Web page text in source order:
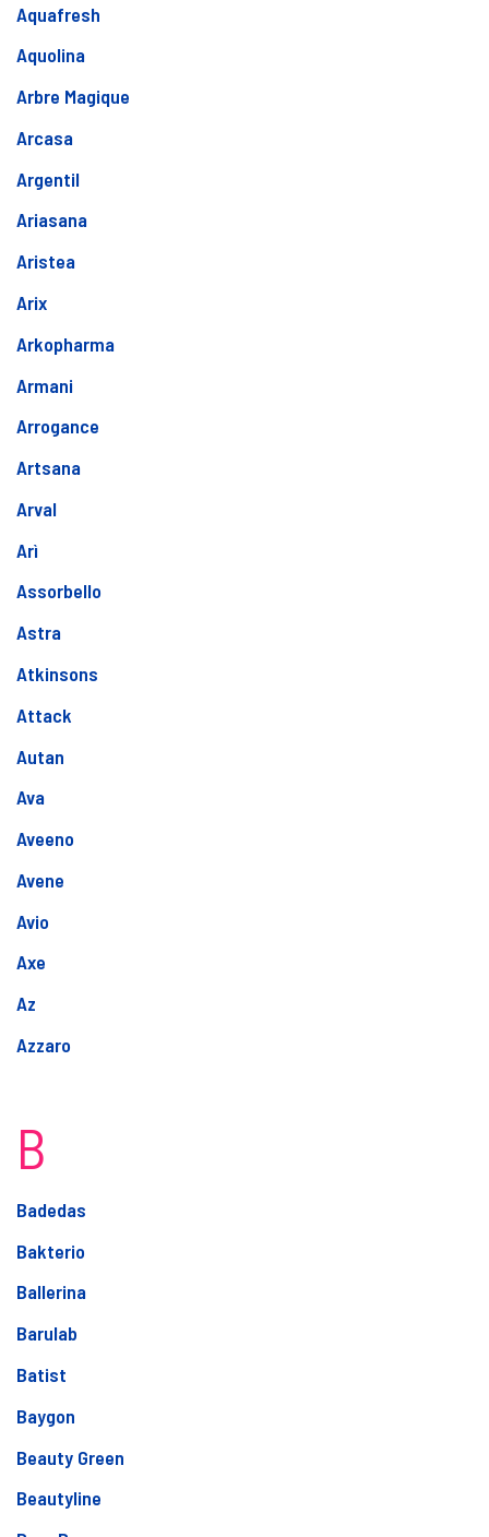
Aquafresh
Aquolina
Arbre Magique
Arcasa
Argentil
Ariasana
Aristea
Arix
Arkopharma
Armani
Arrogance
Artsana
Arval
Arì
Assorbello
Astra
Atkinsons
Attack
Autan
Ava
Aveeno
Avene
Avio
Axe
Az
Azzaro
B
Badedas
Bakterio
Ballerina
Barulab
Batist
Baygon
Beauty Green
Beautyline